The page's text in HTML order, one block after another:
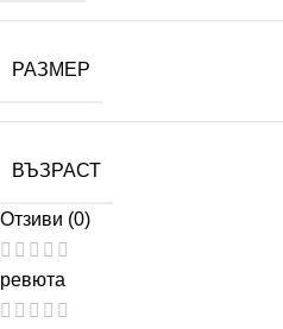
РАЗМЕР
ВЪЗРАСТ
Отзиви (0)
ревюта